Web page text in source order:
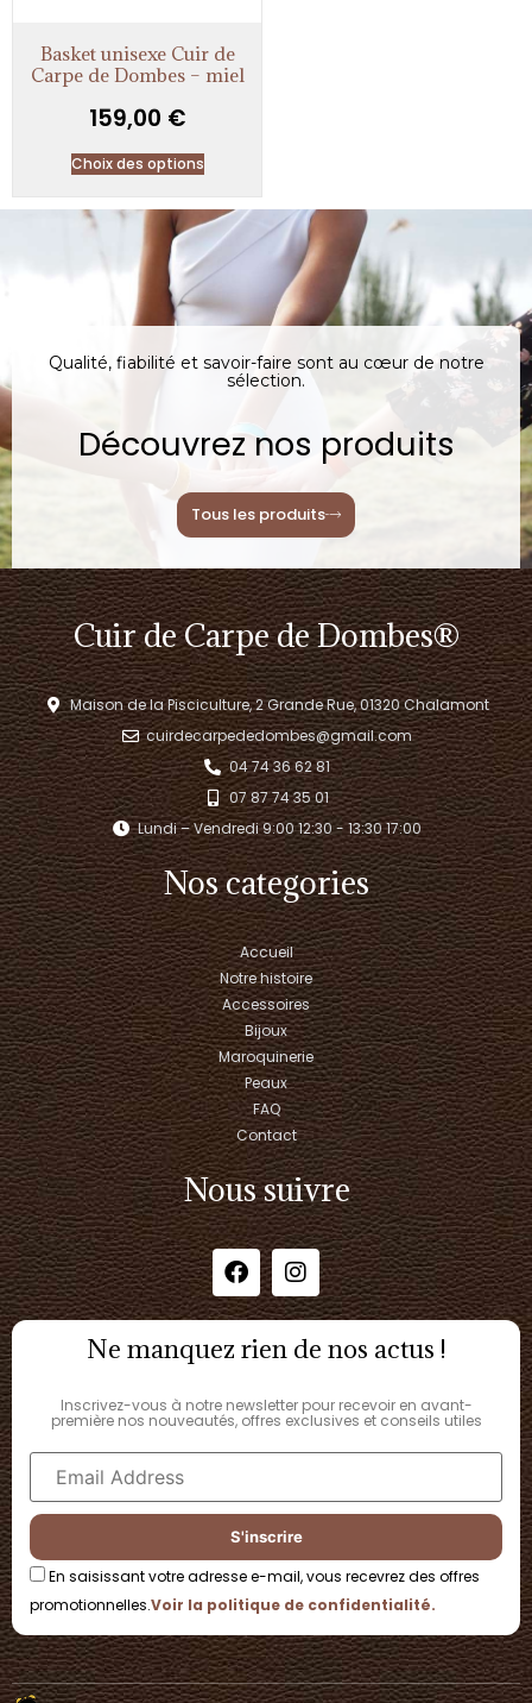
Basket unisexe Cuir de
Carpe de Dombes – miel
159,00 €
Choix des options
Qualité, fiabilité et savoir-faire sont au cœur de notre
sélection.
Découvrez nos produits
Tous les produits
Cuir de Carpe de Dombes®
Maison de la Pisciculture, 2 Grande Rue, 01320 Chalamont
cuirdecarpededombes@gmail.com
04 74 36 62 81
07 87 74 35 01
Lundi – Vendredi 9:00 12:30 - 13:30 17:00​
Nos categories
Accueil
Notre histoire
Accessoires
Bijoux
Maroquinerie
Peaux
FAQ
Contact
Nous suivre
Ne manquez rien de nos actus !
Inscrivez-vous à notre newsletter pour recevoir en avant-
première nos nouveautés, offres exclusives et conseils utiles
En saisissant votre adresse e-mail, vous recevrez des offres
promotionnelles.Voir la politique de confidentialité.